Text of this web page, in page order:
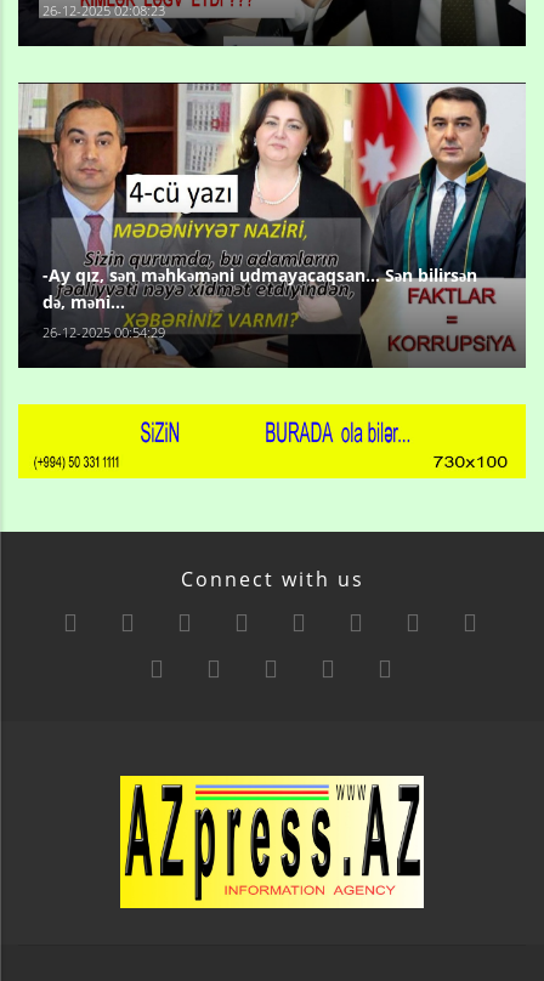
26-12-2025 02:08:23
-Ay qız, sən məhkəməni udmayacaqsan... Sən bilirsən
də, məni...
26-12-2025 00:54:29
Connect with us